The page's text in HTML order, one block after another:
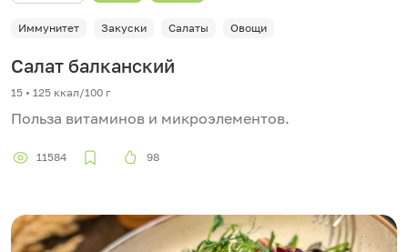
Иммунитет Закуски Салаты Овощи
Салат балканский
15 • 125 ккал/100 г
Польза витаминов и микроэлементов.
11584 98